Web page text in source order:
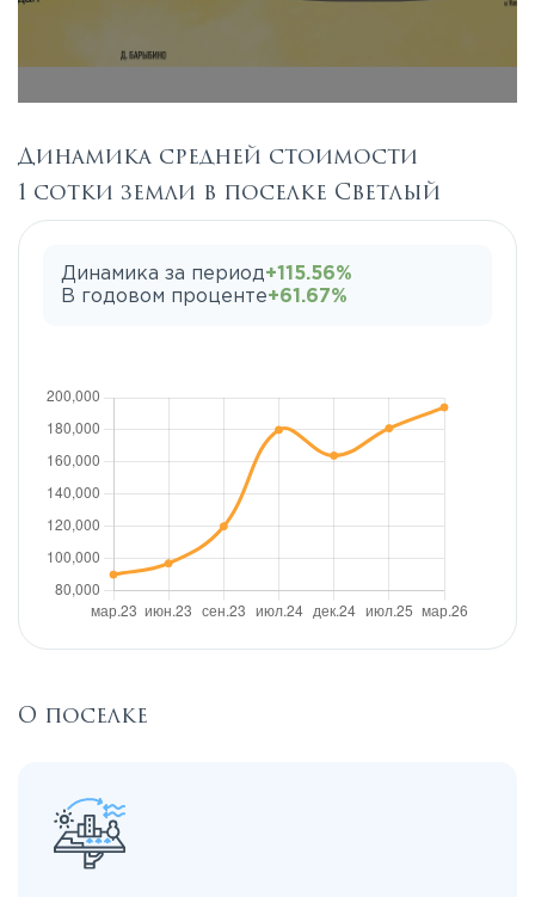
Динамика средней стоимости
1 сотки земли в поселке Светлый
Динамика за период+115.56%
В годовом проценте+61.67%
О поселке